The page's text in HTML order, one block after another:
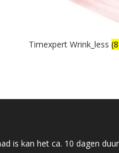
Timexpert Wrink_less
is kan het ca. 10 dagen